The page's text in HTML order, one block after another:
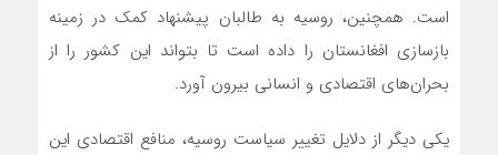
است. همچنین، روسیه به طالبان پیشنهاد کمک در زمینه
بازسازی افغانستان را داده است تا بتواند این کشور را از
بحران‌های اقتصادی و انسانی بیرون آورد.
یکی دیگر از دلایل تغییر سیاست روسیه، منافع اقتصادی این